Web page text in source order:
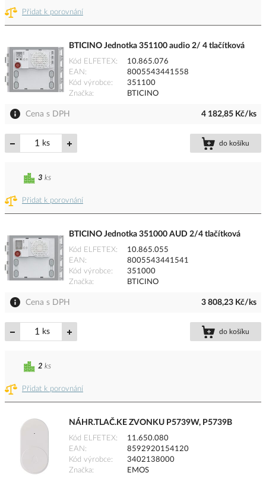
Přidat k porovnání
BTICINO Jednotka 351100 audio 2/ 4 tlačítková
Kód ELFETEX
10.865.076
EAN
8005543441558
Kód výrobce
351100
Značka
BTICINO
Cena s DPH 4 182,85 Kč/ks
ks do košíku
Přidat k porovnání
3 ks
BTICINO Jednotka 351000 AUD 2/4 tlačítková
Kód ELFETEX
10.865.055
EAN
8005543441541
Kód výrobce
351000
Značka
BTICINO
Cena s DPH 3 808,23 Kč/ks
ks do košíku
Přidat k porovnání
2 ks
NÁHR.TLAČ.KE ZVONKU P5739W, P5739B
Kód ELFETEX
11.650.080
EAN
8592920154120
Kód výrobce
3402138000
Značka
EMOS